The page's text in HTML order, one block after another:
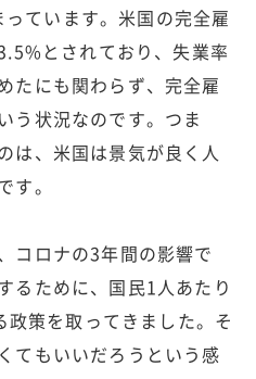
ています。米国の完全雇
とされており、失業率
たにも関わらず、完全雇
う状況なのです。つま
は、米国は景気が良く人
す。
コロナの3年間の影響で
るために、国民1人あたり
策を取ってきました。そ
てもいいだろうという感